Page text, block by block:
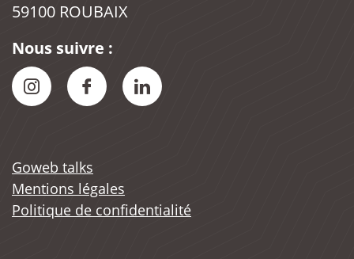
59100 ROUBAIX
Nous suivre :
Instagram Goweb
Facebook Goweb
LinkedIn Goweb
Goweb talks
Mentions légales
Politique de confidentialité